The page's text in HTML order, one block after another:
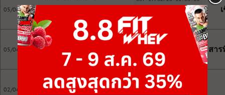
05/04/2025
Lemon หมดอายุ: 02/28
05/04/2025
FITWHEY SUPPLEMENTS
Super Omega 3 Fish Oil 1000 Mg
C57-17/02/25-11:53:16
หมดอายุ: 02/28
สาร
02/04/2025
FITWHEY SUPPLEMENTS
Super Omega 3 Fish Oil 1000 Mg
C57-17/02/25-11:53:16